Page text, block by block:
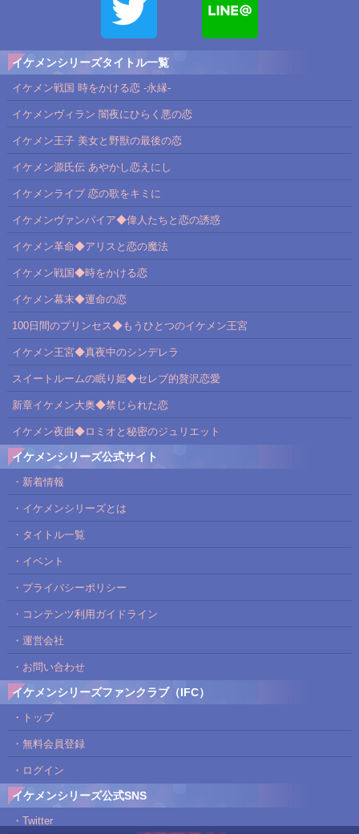
イケメンシリーズタイトル一覧
イケメン戦国 時をかける恋 -永縁-
イケメンヴィラン 闇夜にひらく悪の恋
イケメン王子 美女と野獣の最後の恋
イケメン源氏伝 あやかし恋えにし
イケメンライブ 恋の歌をキミに
イケメンヴァンパイア◆偉人たちと恋の誘惑
イケメン革命◆アリスと恋の魔法
イケメン戦国◆時をかける恋
イケメン幕末◆運命の恋
100日間のプリンセス◆もうひとつのイケメン王宮
イケメン王宮◆真夜中のシンデレラ
スイートルームの眠り姫◆セレブ的贅沢恋愛
新章イケメン大奥◆禁じられた恋
イケメン夜曲◆ロミオと秘密のジュリエット
イケメンシリーズ公式サイト
・新着情報
・イケメンシリーズとは
・タイトル一覧
・イベント
・プライバシーポリシー
・コンテンツ利用ガイドライン
・運営会社
・お問い合わせ
イケメンシリーズファンクラブ（IFC）
・トップ
・無料会員登録
・ログイン
イケメンシリーズ公式SNS
・Twitter